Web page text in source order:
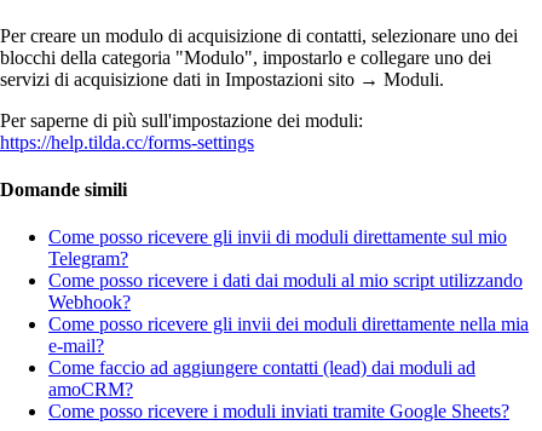
Per creare un modulo di acquisizione di contatti, selezionare uno dei
blocchi della categoria "Modulo", impostarlo e collegare uno dei
servizi di acquisizione dati in Impostazioni sito → Moduli.
Per saperne di più sull'impostazione dei moduli:
https://help.tilda.cc/forms-settings
Domande simili
Come posso ricevere gli invii di moduli direttamente sul mio
Telegram?
Come posso ricevere i dati dai moduli al mio script utilizzando
Webhook?
Come posso ricevere gli invii dei moduli direttamente nella mia
e-mail?
Come faccio ad aggiungere contatti (lead) dai moduli ad
amoCRM?
Come posso ricevere i moduli inviati tramite Google Sheets?